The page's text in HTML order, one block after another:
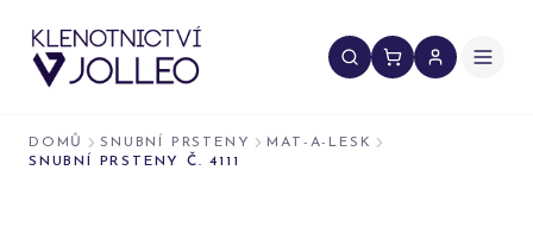
DOMŮ SNUBNÍ PRSTENY
MAT-A-LESK
SNUBNÍ PRSTENY Č. 4111